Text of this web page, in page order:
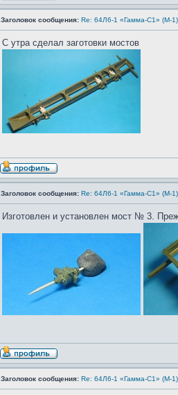
Заголовок сообщения: Re: 64Л6-1 «Гамма-С1» (М-
С утра сделал заготовки мостов
Заголовок сообщения: Re: 64Л6-1 «Гамма-С1» (М-
Изготовлен и установлен мост № 3.
Заголовок сообщения: Re: 64Л6-1 «Гамма-С1» (М-